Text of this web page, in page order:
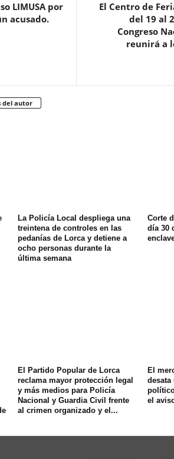
LIMUSA por
acusado.
El Centro de
del 19 al
Congreso
reunirá a
del autor
La Policía Local despliega una
treintena de controles en las
pedanías de Lorca y detiene a
ocho personas durante la
última semana
Corte
día 30
El Partido Popular de Lorca
reclama mayor protección legal
y más medios para Policía
Nacional y Guardia Civil frente
al crimen organizado y el...
El
desata
el